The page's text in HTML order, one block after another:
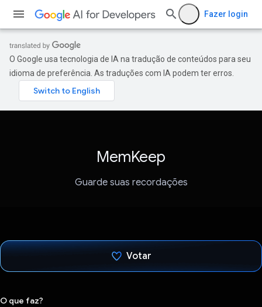
Fazer login
O Google usa tecnologia de IA na tradução de conteúdos para seu
idioma de preferência. As traduções com IA podem ter erros.
MemKeep
Guarde suas recordações
Votar
O que faz?